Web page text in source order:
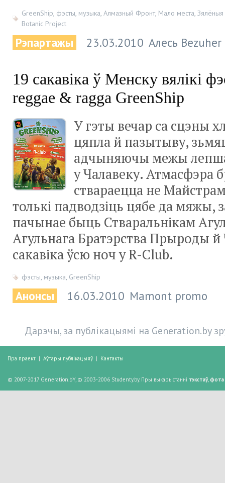
GreenShip, фэсты, музыка, Алмазный Фронт, Мало места,
Botanic Project
Рэпартажы 23.03.2010 Алесь Bezuher
19 сакавіка ў Менску вялікі
reggae & ragga GreenShip
У гэты вечар са сцэны
цяпла й пазытыву,
адчыняючы межы
у Чалавеку. Атмасфэра
ствараецца не
толькі падводзіць цябе да мяжы,
пачынае быць Стваральнікам
Агульнага Братэрства Прыроды й
сакавіка ўсю ноч у R-Club.
фэсты, музыка, GreenShip
Анонсы 16.03.2010 Mamont promo
Дарэчы, за публікацыямі на Generation.by
Пра праект | Аўтары публікацыяў | Кантакты
© 2007-2017 Generation.bY, © 2003-2006 Studenty.by. Пры выкарыстанні тэкстаў,фота